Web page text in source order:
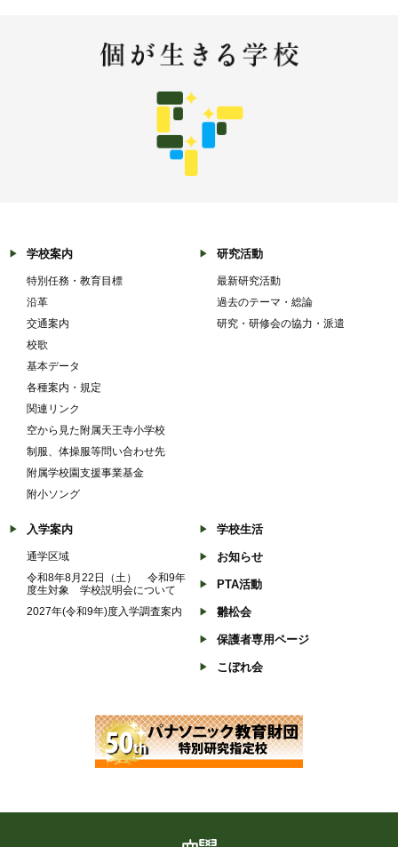
学校案内
特別任務・教育目標
沿革
交通案内
校歌
基本データ
各種案内・規定
関連リンク
空から見た附属天王寺小学校
制服、体操服等問い合わせ先
附属学校園支援事業基金
附小ソング
研究活動
最新研究活動
過去のテーマ・総論
研究・研修会の協力・派遣
入学案内
通学区域
令和8年8月22日（土） 令和9年
度生対象 学校説明会について
2027年(令和9年)度入学調査案内
学校生活
お知らせ
PTA活動
雛松会
保護者専用ページ
こぼれ会